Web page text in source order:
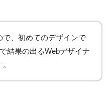
で、初めてのデザインで
結果の出るWebデザイナ